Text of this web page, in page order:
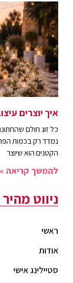
איך יוצרים
כל זוג חולם
נמדד רק בכמות
הקטנים הוא שיוצר
להמשך קריאה »
ניווט מהיר
ראשי
אודות
סטיילינג אישי